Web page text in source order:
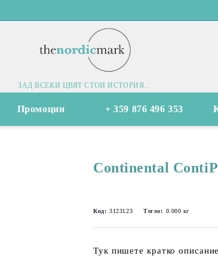
ЗАД ВСЕКИ ЦВЯТ СТОИ ИСТОРИЯ...
Промоции + 359 876 496 353
Continental
Код: 3123123 Тегло: 0.000 кг
Тук пишете кратко